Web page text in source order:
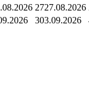
2727.08.2026
303.09.2026